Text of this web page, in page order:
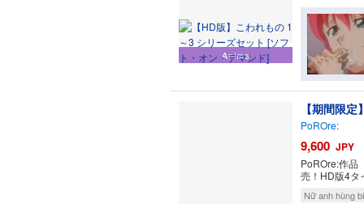
Anime
【期間限
PoROre:
9,600 JPY
PoROre:作品
売！HD版4タ
Nữ anh hùng